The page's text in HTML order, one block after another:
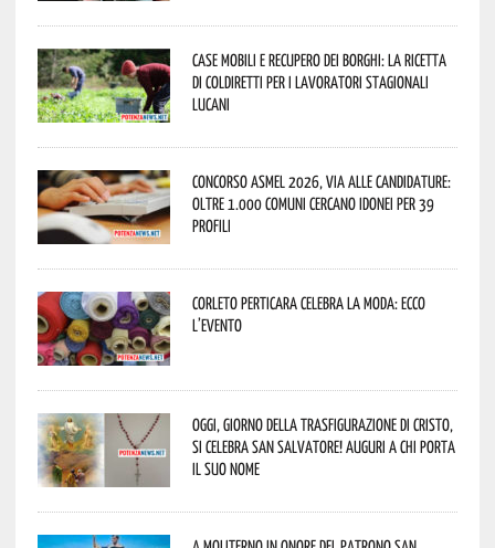
Case mobili e recupero dei borghi: la ricetta
di Coldiretti per i lavoratori stagionali
lucani
Concorso Asmel 2026, via alle candidature:
oltre 1.000 Comuni cercano idonei per 39
profili
Corleto Perticara celebra la moda: ecco
l’evento
Oggi, giorno della Trasfigurazione di Cristo,
si celebra San Salvatore! Auguri a chi porta
il suo nome